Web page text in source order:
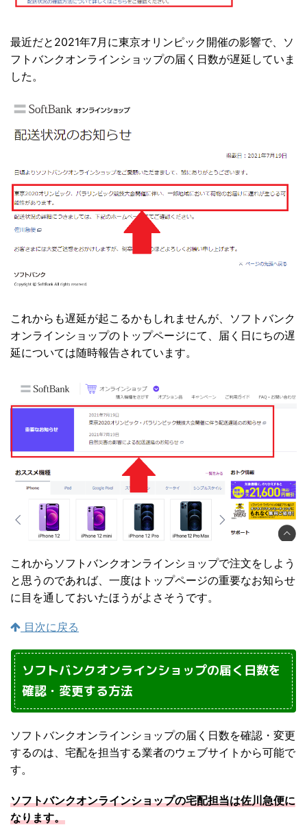
最近だと2021年7月に東京オリンピック開催の影響で、ソ
フトバンクオンラインショップの届く日数が遅延していま
した。
これからも遅延が起こるかもしれませんが、ソフトバンク
オンラインショップのトップページにて、届く日にちの遅
延については随時報告されています。
これからソフトバンクオンラインショップで注文をしよう
と思うのであれば、一度はトップページの重要なお知らせ
に目を通しておいたほうがよさそうです。
目次に戻る
ソフトバンクオンラインショップの届く日数を
確認・変更する方法
ソフトバンクオンラインショップの届く日数を確認・変更
するのは、宅配を担当する業者のウェブサイトから可能で
す。
ソフトバンクオンラインショップの宅配担当は佐川急便に
なります。